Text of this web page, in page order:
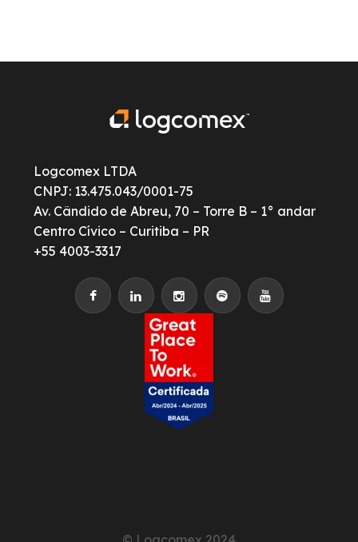
Logcomex LTDA
CNPJ: 13.475.043/0001-75
Av. Cândido de Abreu, 70 – Torre B – 1° andar
Centro Cívico – Curitiba – PR
+55 4003-3317